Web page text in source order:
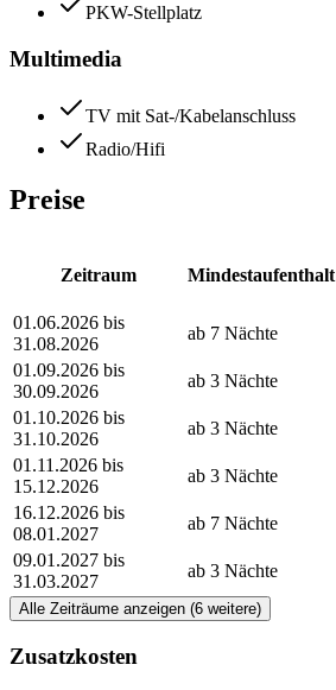
PKW-Stellplatz
Multimedia
TV mit Sat-/Kabelanschluss
Radio/Hifi
Preise
Zeitraum Mindestaufenthalt
01.06.2026 bis
31.08.2026
ab 7 Nächte
01.09.2026 bis
30.09.2026
ab 3 Nächte
01.10.2026 bis
31.10.2026
ab 3 Nächte
01.11.2026 bis
15.12.2026
ab 3 Nächte
16.12.2026 bis
08.01.2027
ab 7 Nächte
09.01.2027 bis
31.03.2027
ab 3 Nächte
Alle Zeiträume anzeigen (6 weitere)
Zusatzkosten